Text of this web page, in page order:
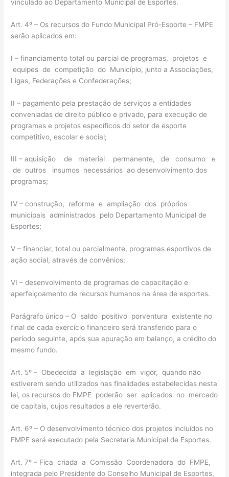
vinculado ao Departamento Municipal de Esportes.
Art. 4º – Os recursos do Fundo Municipal Pró-Esporte – FMPE
serão aplicados em:
I – financiamento total ou parcial de programas, projetos e
equipes de competição do Município, junto a Associações,
Ligas, Federações e Confederações;
II – pagamento pela prestação de serviços a entidades
conveniadas de direito público e privado, para execução de
programas e projetos específicos do setor de esporte
competitivo, escolar e social;
III – aquisição de material permanente, de consumo e
de outros insumos necessários ao desenvolvimento dos
programas;
IV – construção, reforma e ampliação dos próprios
municipais administrados pelo Departamento Municipal de
Esportes;
V – financiar, total ou parcialmente, programas esportivos de
ação social, através de convênios;
VI – desenvolvimento de programas de capacitação e
aperfeiçoamento de recursos humanos na área de esportes.
Parágrafo único – O saldo positivo porventura existente no
final de cada exercício financeiro será transferido para o
período seguinte, após sua apuração em balanço, a crédito do
mesmo fundo.
Art. 5º – Obedecida a legislação em vigor, quando não
estiverem sendo utilizados nas finalidades estabelecidas nesta
lei, os recursos do FMPE poderão ser aplicados no mercado
de capitais, cujos resultados a ele reverterão.
Art. 6º – O desenvolvimento técnico dos projetos incluídos no
FMPE será executado pela Secretaria Municipal de Esportes.
Art. 7º – Fica criada a Comissão Coordenadora do FMPE,
integrada pelo Presidente do Conselho Municipal de Esportes,